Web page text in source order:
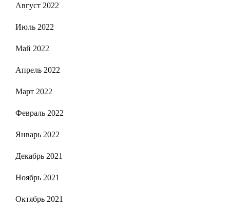
Август 2022
Июль 2022
Май 2022
Апрель 2022
Март 2022
Февраль 2022
Январь 2022
Декабрь 2021
Ноябрь 2021
Октябрь 2021